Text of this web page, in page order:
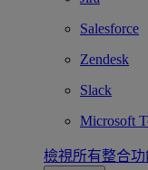
Salesforce
Zendesk
Slack
Microsoft
檢視所有整合功